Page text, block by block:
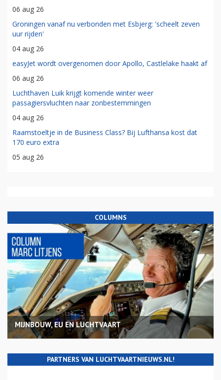
06 aug 26
Groningen vanaf nu verbonden met Esbjerg: 'scheelt zeven
uur rijden'
04 aug 26
easyJet wordt overgenomen door Apollo, Castlelake haakt af
06 aug 26
Luchthaven Luik krijgt komende winter weer
passagiersvluchten naar zonbestemmingen
04 aug 26
Raamstoeltje in de Business Class? Bij Lufthansa kost dat
170 euro extra
05 aug 26
COLUMNS
MIJNBOUW, EU EN LUCHTVAART
PARTNERS VAN LUCHTVAARTNIEUWS.NL!